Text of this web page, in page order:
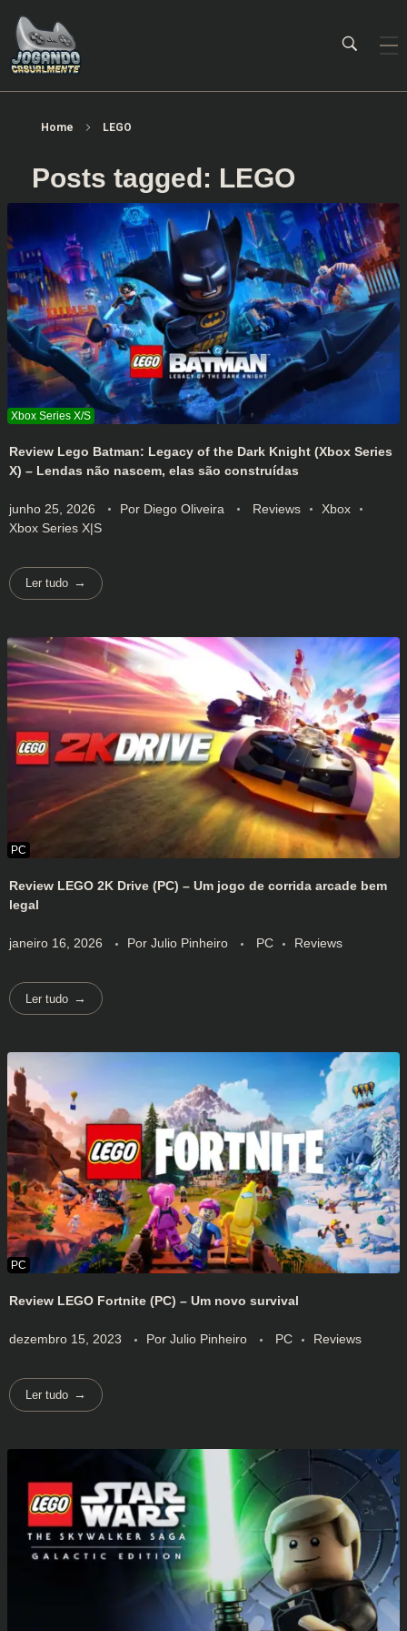
Home LEGO
Posts tagged: LEGO
Review Lego Batman: Legacy of the Dark Knight (Xbox Series
X) – Lendas não nascem, elas são construídas
junho 25, 2026 Por Diego Oliveira Reviews
Xbox
Xbox Series X|S
Ler tudo
Review LEGO 2K Drive (PC) – Um jogo de corrida arcade bem
legal
janeiro 16, 2026 Por Julio Pinheiro PC Reviews
Ler tudo
Review LEGO Fortnite (PC) – Um novo survival
dezembro 15, 2023 Por Julio Pinheiro PC Reviews
Ler tudo